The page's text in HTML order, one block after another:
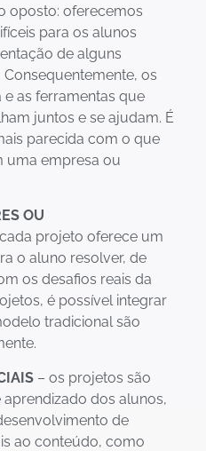
oposto: oferecemos
para os alunos
de alguns
os
as ferramentas que
juntos e se ajudam. É
parecida com o que
uma empresa ou
OU
projeto oferece um
o aluno resolver, de
os desafios reais da
é possível integrar
tradicional são
– os projetos são
dos alunos,
de
ao conteúdo, como